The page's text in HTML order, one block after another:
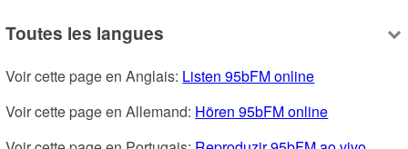
Toutes les langues
Voir cette page en Anglais: Listen 95bFM online
Voir cette page en Allemand: Hören 95bFM online